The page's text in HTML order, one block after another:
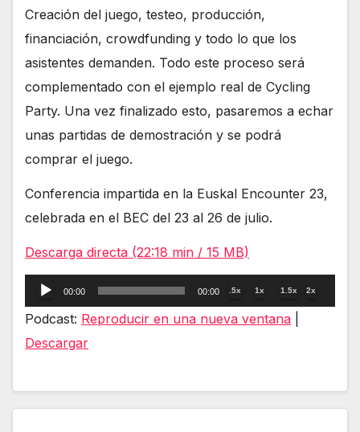
Creación del juego, testeo, producción,
financiación, crowdfunding y todo lo que los
asistentes demanden. Todo este proceso será
complementado con el ejemplo real de Cycling
Party. Una vez finalizado esto, pasaremos a echar
unas partidas de demostración y se podrá
comprar el juego.
Conferencia impartida en la Euskal Encounter 23,
celebrada en el BEC del 23 al 26 de julio.
Descarga directa (22:18 min / 15 MB)
Reproductor
de
00:00 00:00 .5x 1x 1.5x 2x
Podcast: Reproducir en una nueva ventana
Descargar